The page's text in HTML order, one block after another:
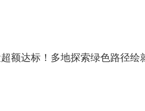
额达标！多地探索绿色路径绘